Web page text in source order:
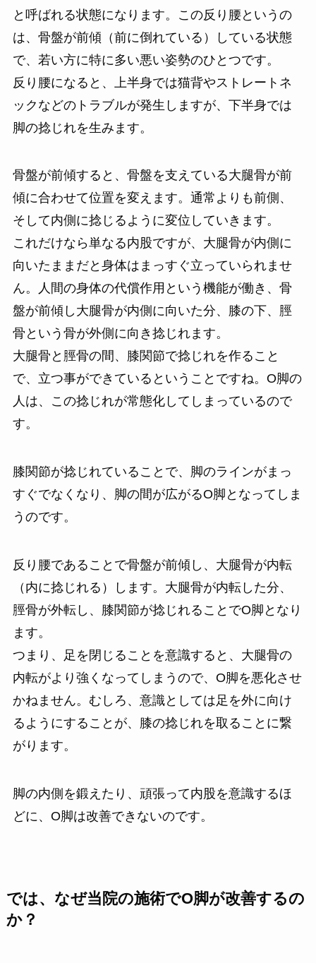
と呼ばれる状態になります。この反り腰というの
は、骨盤が前傾（前に倒れている）している状態
で、若い方に特に多い悪い姿勢のひとつです。
反り腰になると、上半身では猫背やストレートネ
ックなどのトラブルが発生しますが、下半身では
脚の捻じれを生みます。
骨盤が前傾すると、骨盤を支えている大腿骨が前
傾に合わせて位置を変えます。通常よりも前側、
そして内側に捻じるように変位していきます。
これだけなら単なる内股ですが、大腿骨が内側に
向いたままだと身体はまっすぐ立っていられませ
ん。人間の身体の代償作用という機能が働き、骨
盤が前傾し大腿骨が内側に向いた分、膝の下、脛
骨という骨が外側に向き捻じれます。
大腿骨と脛骨の間、膝関節で捻じれを作ること
で、立つ事ができているということですね。O脚の
人は、この捻じれが常態化してしまっているので
す。
膝関節が捻じれていることで、脚のラインがまっ
すぐでなくなり、脚の間が広がるO脚となってしま
うのです。
反り腰であることで骨盤が前傾し、大腿骨が内転
（内に捻じれる）します。大腿骨が内転した分、
脛骨が外転し、膝関節が捻じれることでO脚となり
ます。
つまり、足を閉じることを意識すると、大腿骨の
内転がより強くなってしまうので、O脚を悪化させ
かねません。むしろ、意識としては足を外に向け
るようにすることが、膝の捻じれを取ることに繋
がります。
脚の内側を鍛えたり、頑張って内股を意識するほ
どに、O脚は改善できないのです。
では、なぜ当院の施術でO脚が改善するの
か？